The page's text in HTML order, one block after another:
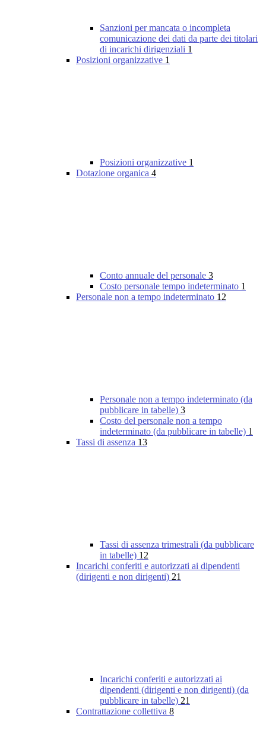
Sanzioni per mancata o incompleta
comunicazione dei dati da parte dei titolari
di incarichi dirigenziali 1
Posizioni organizzative 1
Posizioni organizzative 1
Dotazione organica 4
Conto annuale del personale 3
Costo personale tempo indeterminato 1
Personale non a tempo indeterminato 12
Personale non a tempo indeterminato (da
pubblicare in tabelle) 3
Costo del personale non a tempo
indeterminato (da pubblicare in tabelle) 1
Tassi di assenza 13
Tassi di assenza trimestrali (da pubblicare
in tabelle) 12
Incarichi conferiti e autorizzati ai dipendenti
(dirigenti e non dirigenti) 21
Incarichi conferiti e autorizzati ai
dipendenti (dirigenti e non dirigenti) (da
pubblicare in tabelle) 21
Contrattazione collettiva 8